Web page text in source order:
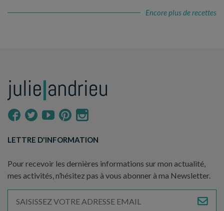
Encore plus de recettes
LETTRE D'INFORMATION
Pour recevoir les dernières informations sur mon actualité,
mes activités, n’hésitez pas à vous abonner à ma Newsletter.